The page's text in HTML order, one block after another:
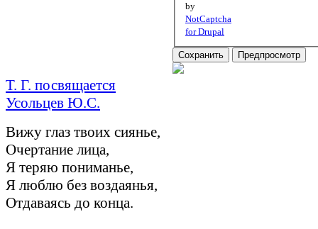
by
NotCaptcha
for Drupal
Т. Г. посвящается
Усольцев Ю.С.
Вижу глаз твоих сиянье,
Очертание лица,
Я теряю пониманье,
Я люблю без воздаянья,
Отдаваясь до конца.